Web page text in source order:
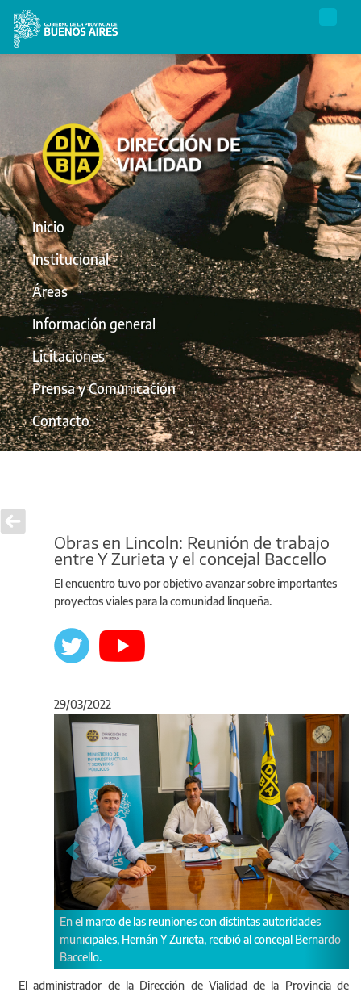
Inicio
Institucional
Áreas
Información general
Licitaciones
Prensa y Comunicación
Contacto
Obras en Lincoln: Reunión de trabajo
entre Y Zurieta y el concejal Baccello
El encuentro tuvo por objetivo avanzar sobre importantes
proyectos viales para la comunidad linqueña.
29/03/2022
En el marco de las reuniones con distintas autoridades
municipales, Hernán Y Zurieta, recibió al concejal Bernardo
Baccello.
68 y 50.
Anterior
El administrador de la Dirección de Vialidad de la Provincia de